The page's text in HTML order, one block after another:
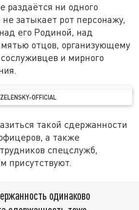
раздаётся ни одного
затыкает рот персонажу,
его Родиной, над
отцов, организующему
и мирного
OFFICIAL
такой сдержанности
а также
спецслужб,
присутствуют.
одинаково